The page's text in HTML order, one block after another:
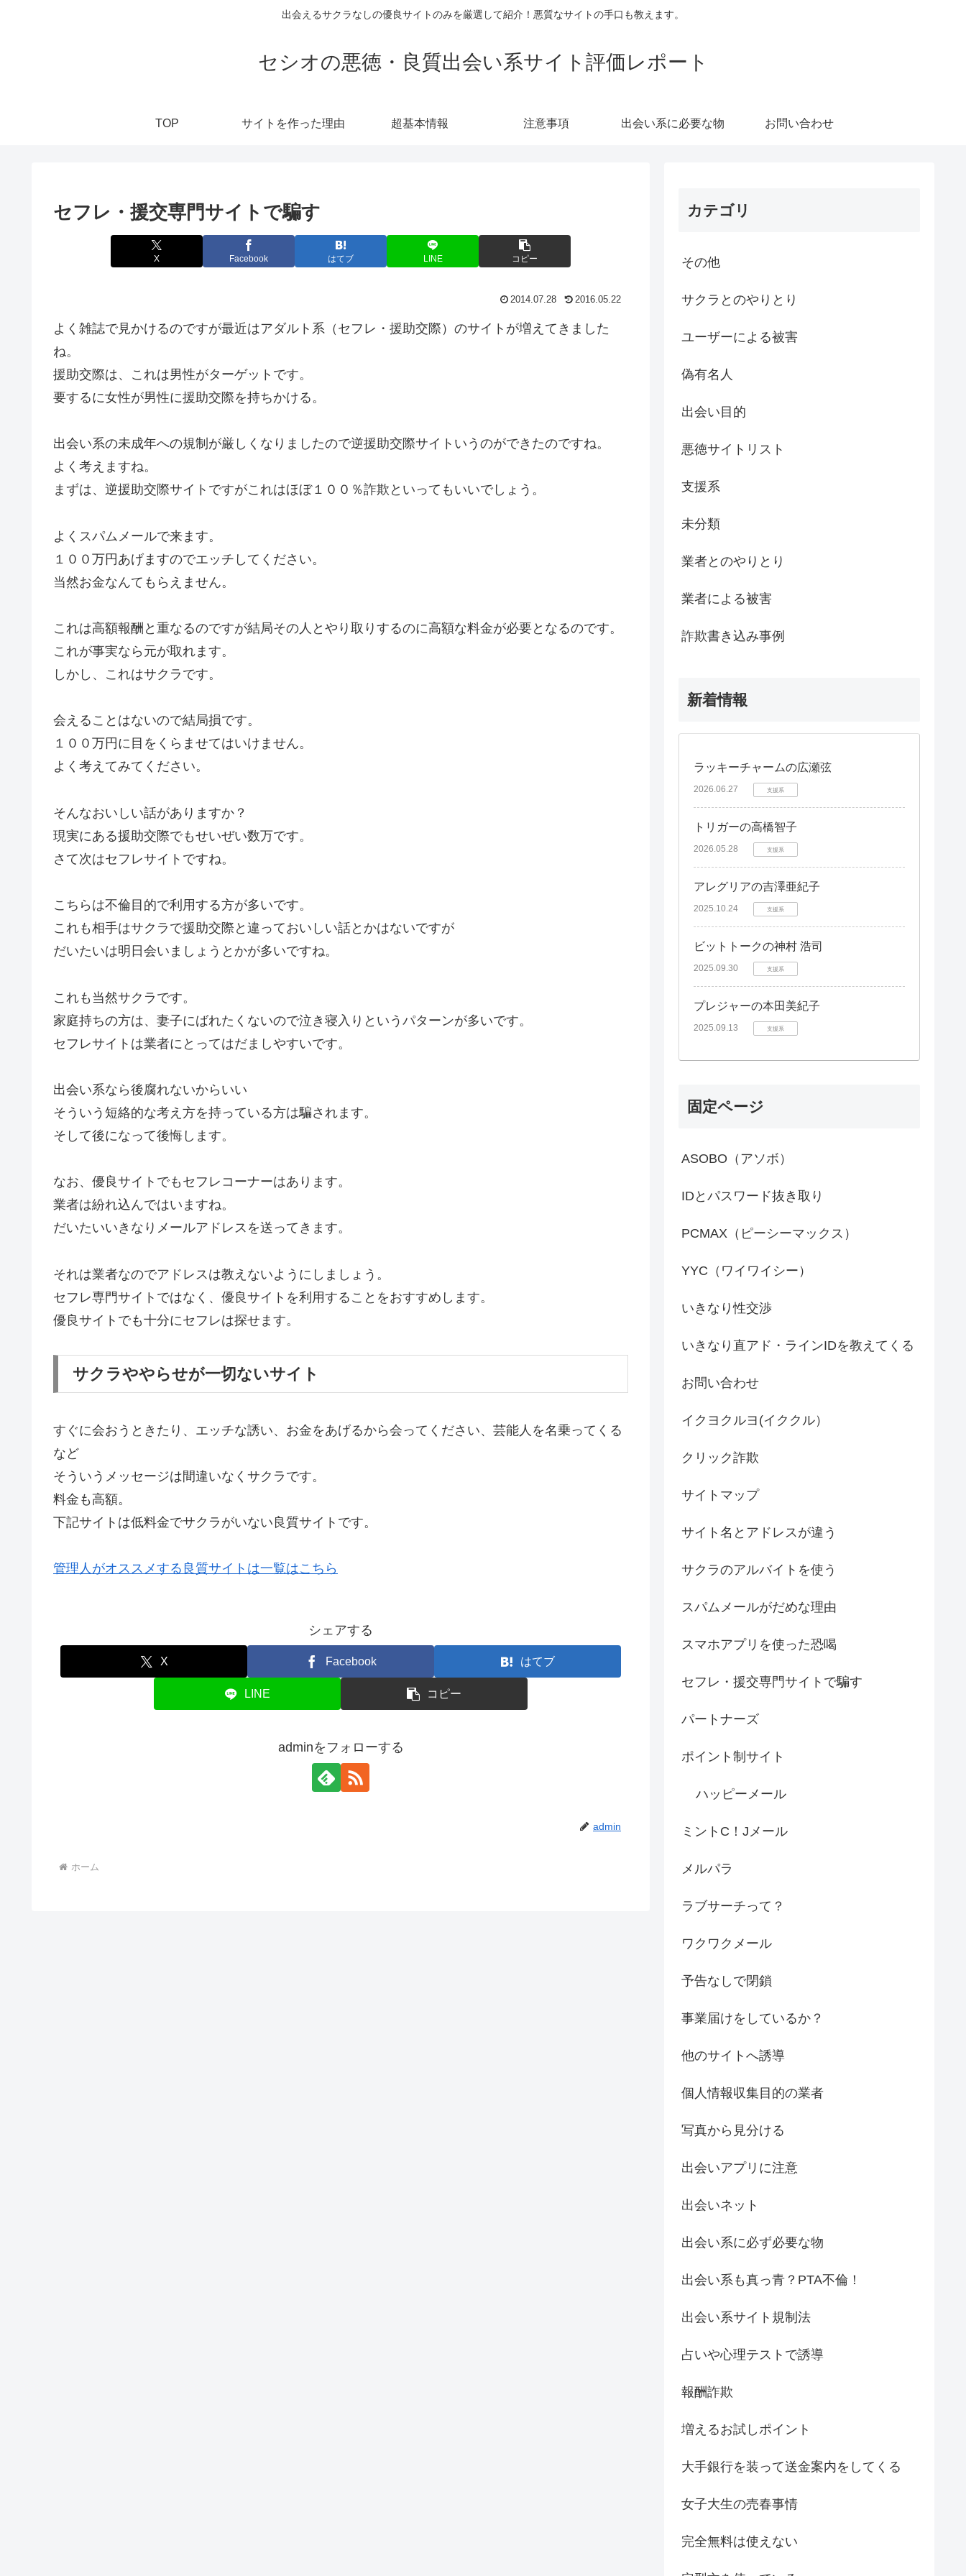
出会えるサクラなしの優良サイトのみを厳選して紹介！悪質なサイトの手口も教えます。
セシオの悪徳・良質出会い系サイト評価レポート
TOP サイトを作った理由 超基本情報 注意事項 出会い系に必要な物 お問い合わせ
セフレ・援交専門サイトで騙す
X Facebook はてブ LINE コピー
2014.07.28 2016.05.22
よく雑誌で見かけるのですが最近はアダルト系（セフレ・援助交際）のサイトが増えてきました
ね。
援助交際は、これは男性がターゲットです。
要するに女性が男性に援助交際を持ちかける。
出会い系の未成年への規制が厳しくなりましたので逆援助交際サイトいうのができたのですね。
よく考えますね。
まずは、逆援助交際サイトですがこれはほぼ１００％詐欺といってもいいでしょう。
よくスパムメールで来ます。
１００万円あげますのでエッチしてください。
当然お金なんてもらえません。
これは高額報酬と重なるのですが結局その人とやり取りするのに高額な料金が必要となるのです。
これが事実なら元が取れます。
しかし、これはサクラです。
会えることはないので結局損です。
１００万円に目をくらませてはいけません。
よく考えてみてください。
そんなおいしい話がありますか？
現実にある援助交際でもせいぜい数万です。
さて次はセフレサイトですね。
こちらは不倫目的で利用する方が多いです。
これも相手はサクラで援助交際と違っておいしい話とかはないですが
だいたいは明日会いましょうとかが多いですね。
これも当然サクラです。
家庭持ちの方は、妻子にばれたくないので泣き寝入りというパターンが多いです。
セフレサイトは業者にとってはだましやすいです。
出会い系なら後腐れないからいい
そういう短絡的な考え方を持っている方は騙されます。
そして後になって後悔します。
なお、優良サイトでもセフレコーナーはあります。
業者は紛れ込んではいますね。
だいたいいきなりメールアドレスを送ってきます。
それは業者なのでアドレスは教えないようにしましょう。
セフレ専門サイトではなく、優良サイトを利用することをおすすめします。
優良サイトでも十分にセフレは探せます。
サクラややらせが一切ないサイト
すぐに会おうときたり、エッチな誘い、お金をあげるから会ってください、芸能人を名乗ってくる
など
そういうメッセージは間違いなくサクラです。
料金も高額。
下記サイトは低料金でサクラがいない良質サイトです。
管理人がオススメする良質サイトは一覧はこちら
シェアする
X Facebook はてブ
LINE コピー
adminをフォローする
admin
ホーム
カテゴリ
その他
サクラとのやりとり
ユーザーによる被害
偽有名人
出会い目的
悪徳サイトリスト
支援系
未分類
業者とのやりとり
業者による被害
詐欺書き込み事例
新着情報
ラッキーチャームの広瀬弦
2026.06.27 支援系
トリガーの高橋智子
2026.05.28 支援系
アレグリアの吉澤亜紀子
2025.10.24 支援系
ビットトークの神村 浩司
2025.09.30 支援系
プレジャーの本田美紀子
2025.09.13 支援系
固定ページ
ASOBO（アソボ）
IDとパスワード抜き取り
PCMAX（ピーシーマックス）
YYC（ワイワイシー）
いきなり性交渉
いきなり直アド・ラインIDを教えてくる
お問い合わせ
イクヨクルヨ(イククル）
クリック詐欺
サイトマップ
サイト名とアドレスが違う
サクラのアルバイトを使う
スパムメールがだめな理由
スマホアプリを使った恐喝
セフレ・援交専門サイトで騙す
パートナーズ
ポイント制サイト
ハッピーメール
ミントC！Jメール
メルパラ
ラブサーチって？
ワクワクメール
予告なしで閉鎖
事業届けをしているか？
他のサイトへ誘導
個人情報収集目的の業者
写真から見分ける
出会いアプリに注意
出会いネット
出会い系に必ず必要な物
出会い系も真っ青？PTA不倫！
出会い系サイト規制法
占いや心理テストで誘導
報酬詐欺
増えるお試しポイント
大手銀行を装って送金案内をしてくる
女子大生の売春事情
完全無料は使えない